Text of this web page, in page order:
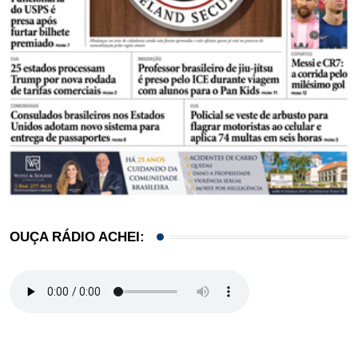
OUÇA RÁDIO ACHEI: